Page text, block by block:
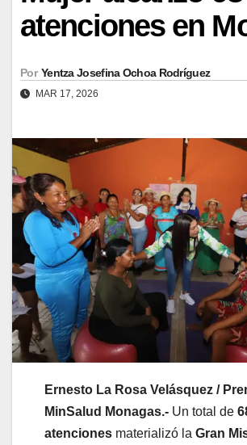
atenciones en
Por Yentza Josefina Ochoa Rodríguez
MAR 17, 2026
Ernesto La Rosa Velásquez /
MinSalud Monagas.- Un total de
atenciones materializó la Gran